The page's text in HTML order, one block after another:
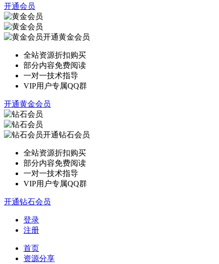
开通会员
开通黄金会员
全站资源折扣购买
部分内容免费阅读
一对一技术指导
VIP用户专属QQ群
开通黄金会员
开通钻石会员
全站资源折扣购买
部分内容免费阅读
一对一技术指导
VIP用户专属QQ群
开通钻石会员
登录
注册
首页
资源分享